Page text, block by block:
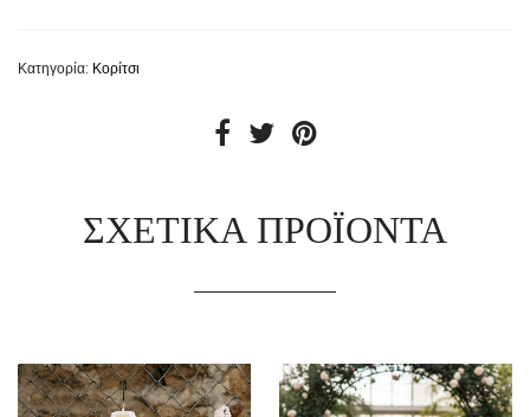
Κατηγορία: Κορίτσι
ΣΧΕΤΙΚΆ ΠΡΟΪΌΝΤΑ